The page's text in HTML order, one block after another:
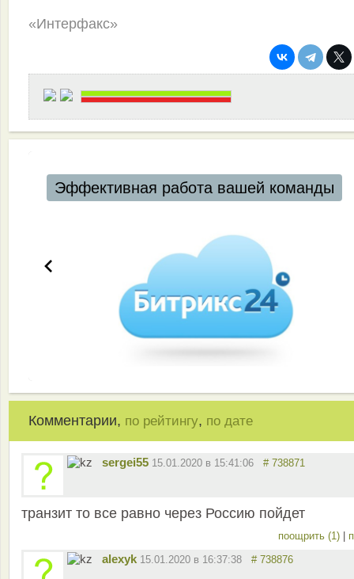
«Интерфакс»
Эффективная работа вашей команды
Комментарии, по рейтингу, по дате
sergei55 15.01.2020 в 15:41:06 # 738871
транзит то все равно через Россию пойдет
поощрить (1)
alexyk 15.01.2020 в 16:37:38 # 738876